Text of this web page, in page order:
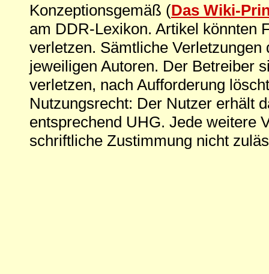
Konzeptionsgemäß (Das Wiki-
am DDR-Lexikon. Artikel könnten
verletzen. Sämtliche
jeweiligen Autoren. Der Betreiber
verletzen, nach Aufforderung
Nutzungsrecht: Der Nutzer erhält
entsprechend UHG. Jede weitere
schriftliche Zustimmung nicht